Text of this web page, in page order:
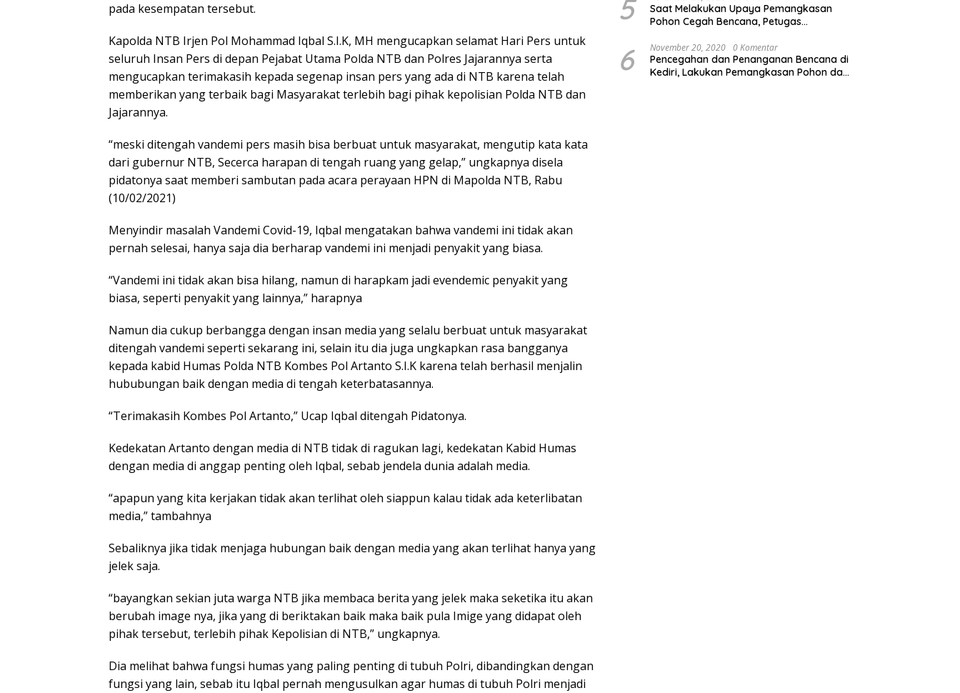
pada kesempatan tersebut.
Kapolda NTB Irjen Pol Mohammad Iqbal S.I.K, MH mengucapkan selamat Hari Pers untuk
seluruh Insan Pers di depan Pejabat Utama Polda NTB dan Polres Jajarannya serta
mengucapkan terimakasih kepada segenap insan pers yang ada di NTB karena telah
memberikan yang terbaik bagi Masyarakat terlebih bagi pihak kepolisian Polda NTB dan
Jajarannya.
“meski ditengah vandemi pers masih bisa berbuat untuk masyarakat, mengutip kata kata
dari gubernur NTB, Secerca harapan di tengah ruang yang gelap,” ungkapnya disela
pidatonya saat memberi sambutan pada acara perayaan HPN di Mapolda NTB, Rabu
(10/02/2021)
Menyindir masalah Vandemi Covid-19, Iqbal mengatakan bahwa vandemi ini tidak akan
pernah selesai, hanya saja dia berharap vandemi ini menjadi penyakit yang biasa.
“Vandemi ini tidak akan bisa hilang, namun di harapkam jadi evendemic penyakit yang
biasa, seperti penyakit yang lainnya,” harapnya
Namun dia cukup berbangga dengan insan media yang selalu berbuat untuk masyarakat
ditengah vandemi seperti sekarang ini, selain itu dia juga ungkapkan rasa bangganya
kepada kabid Humas Polda NTB Kombes Pol Artanto S.I.K karena telah berhasil menjalin
hububungan baik dengan media di tengah keterbatasannya.
“Terimakasih Kombes Pol Artanto,” Ucap Iqbal ditengah Pidatonya.
Kedekatan Artanto dengan media di NTB tidak di ragukan lagi, kedekatan Kabid Humas
dengan media di anggap penting oleh Iqbal, sebab jendela dunia adalah media.
“apapun yang kita kerjakan tidak akan terlihat oleh siappun kalau tidak ada keterlibatan
media,” tambahnya
Sebaliknya jika tidak menjaga hubungan baik dengan media yang akan terlihat hanya yang
jelek saja.
“bayangkan sekian juta warga NTB jika membaca berita yang jelek maka seketika itu akan
berubah image nya, jika yang di beriktakan baik maka baik pula Imige yang didapat oleh
pihak tersebut, terlebih pihak Kepolisian di NTB,” ungkapnya.
Dia melihat bahwa fungsi humas yang paling penting di tubuh Polri, dibandingkan dengan
fungsi yang lain, sebab itu Iqbal pernah mengusulkan agar humas di tubuh Polri menjadi
5
Saat Melakukan Upaya Pemangkasan
Pohon Cegah Bencana, Petugas
Dikejutkan dengan Peristiwa Mobil
Terbakar
6 November 20, 2020 0 Komentar
Pencegahan dan Penanganan Bencana di
Kediri, Lakukan Pemangkasan Pohon dan